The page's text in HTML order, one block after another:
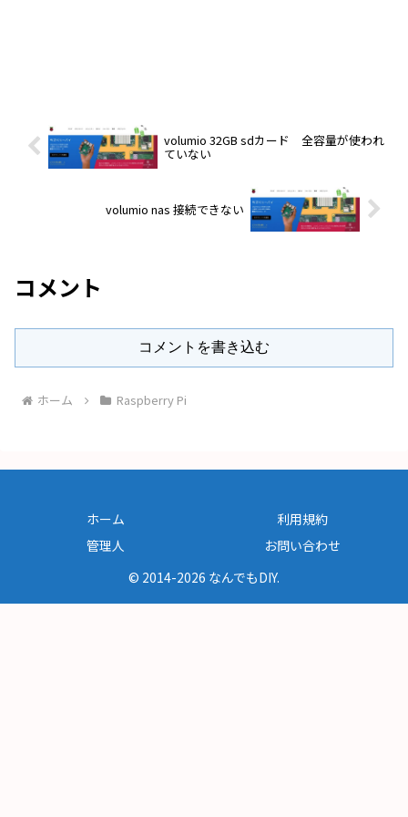
volumio 32GB sdカード 全容量が使われ
ていない
volumio nas 接続できない
コメント
コメントを書き込む
ホーム Raspberry Pi
ホーム
利用規約
管理人
お問い合わせ
© 2014-2026 なんでもDIY.